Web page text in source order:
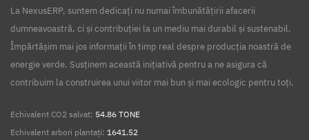
La NexusERP, suntem dedicați nu numai îmbunătățirii afacerii
dumneavoastră, ci și contribuției la un mediu mai durabil și sustenabil.
Împărtășim mai jos informații în timp real despre producția noastră de
energie verde. Susținem această inițiativă pentru a ne asigura că
contribuim la construirea unui viitor mai bun și mai ecologic pentru toți.
Echivalent CO2 salvat: 54.86 TONE
Echivalent arbori plantați: 1641.52